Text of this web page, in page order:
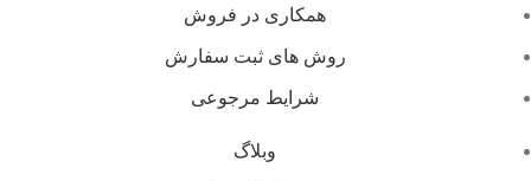
همکاری در فروش
روش های ثبت سفارش
شرایط مرجوعی
وبلاگ